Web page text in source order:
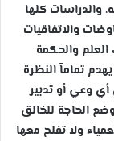
كلها
والاتفاقيات
والحكمة
تماماً النظرة
أي وعي أو تدبير
الحاجة للخالق
ولا تفلح معها